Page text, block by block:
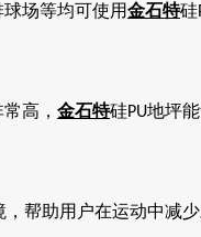
场等均可使用金石特硅
高， 金石特硅PU地坪
帮助用户在运动中减